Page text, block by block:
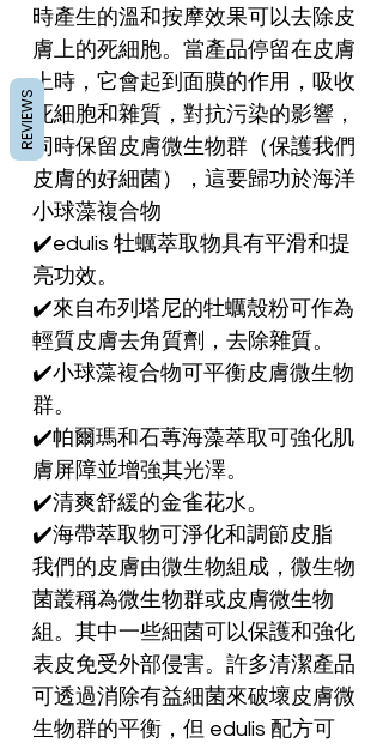
時產生的溫和按摩效果可以去除皮
膚上的死細胞。當產品停留在皮膚
上時，它會起到面膜的作用，吸收
死細胞和雜質，對抗污染的影響，
同時保留皮膚微生物群（保護我們
皮膚的好細菌），這要歸功於海洋
小球藻複合物
✔️edulis 牡蠣萃取物具有平滑和提
亮功效。
✔️來自布列塔尼的牡蠣殼粉可作為
輕質皮膚去角質劑，去除雜質。
✔️小球藻複合物可平衡皮膚微生物
群。
✔️帕爾瑪和石蓴海藻萃取可強化肌
膚屏障並增強其光澤。
✔️清爽舒緩的金雀花水。
✔️海帶萃取物可淨化和調節皮脂
我們的皮膚由微生物組成，微生物
菌叢稱為微生物群或皮膚微生物
組。其中一些細菌可以保護和強化
表皮免受外部侵害。許多清潔產品
可透過消除有益細菌來破壞皮膚微
生物群的平衡，但 edulis 配方可
REVIEWS